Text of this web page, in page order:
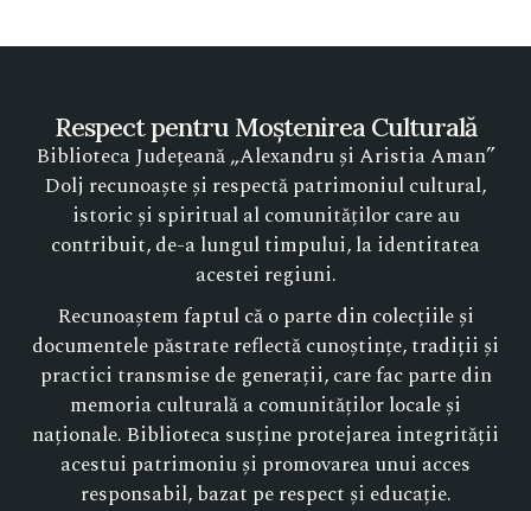
Respect pentru Moștenirea Culturală
Biblioteca Județeană „Alexandru și Aristia Aman”
Dolj recunoaște și respectă patrimoniul cultural,
istoric și spiritual al comunităților care au
contribuit, de-a lungul timpului, la identitatea
acestei regiuni.
Recunoaștem faptul că o parte din colecțiile și
documentele păstrate reflectă cunoștințe, tradiții și
practici transmise de generații, care fac parte din
memoria culturală a comunităților locale și
naționale. Biblioteca susține protejarea integrității
acestui patrimoniu și promovarea unui acces
responsabil, bazat pe respect și educație.